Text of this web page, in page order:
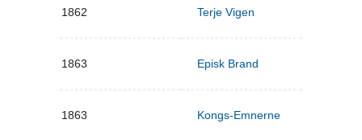
1862 Terje Vigen
1863 Episk Brand
1863 Kongs-Emnerne